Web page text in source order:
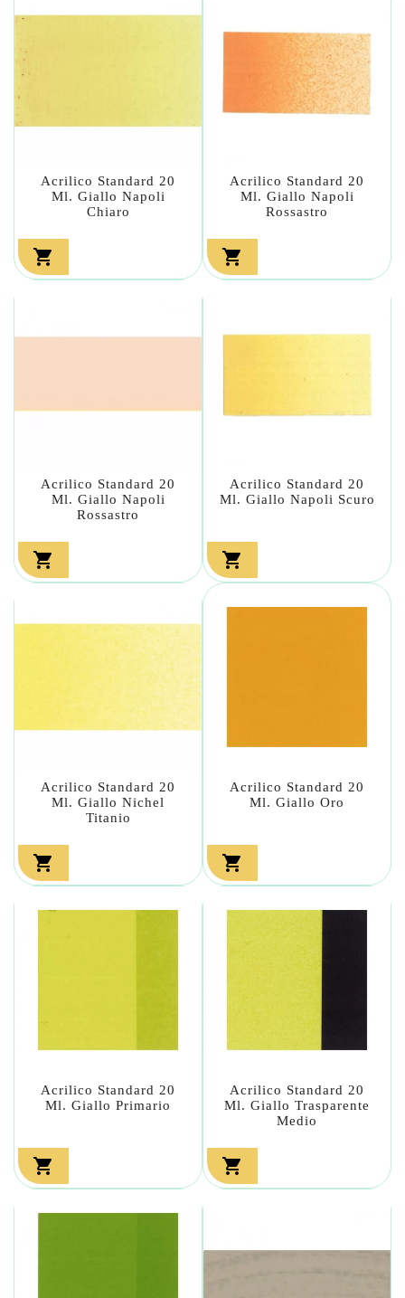
Acrilico Standard 20
Ml. Giallo Napoli
Chiaro

Acrilico Standard 20
Ml. Giallo Napoli
Rossastro

Acrilico Standard 20
Ml. Giallo Napoli
Rossastro

Acrilico Standard 20
Ml. Giallo Napoli Scuro

Acrilico Standard 20
Ml. Giallo Nichel
Titanio

Acrilico Standard 20
Ml. Giallo Oro

Acrilico Standard 20
Ml. Giallo Primario

Acrilico Standard 20
Ml. Giallo Trasparente
Medio
